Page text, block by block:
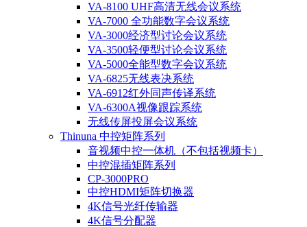
VA-8100 UHF高清无线会议系统
VA-7000 全功能数字会议系统
VA-3000经济型讨论会议系统
VA-3500轻便型讨论会议系统
VA-5000全能型数字会议系统
VA-6825无线表决系统
VA-6912红外同声传译系统
VA-6300A视像跟踪系统
无线传屏投屏会议系统
Thinuna 中控矩阵系列
音视频中控一体机（不包括视频卡）
中控混插矩阵系列
CP-3000PRO
中控HDMI矩阵切换器
4K信号光纤传输器
4K信号分配器